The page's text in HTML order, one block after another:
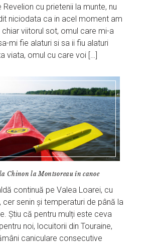
cu prietenii la munte, nu
niciodata ca in acel moment am
chiar viitorul sot, omul care mi-a
mi fie alaturi si sa ii fiu alaturi
viata, omul cu care voi […]
Chinon la Montsoreau în canoe
continuă pe Valea Loarei, cu
cer senin și temperaturi de până la
Știu că pentru mulți este ceva
noi, locuitorii din Touraine,
caniculare consecutive